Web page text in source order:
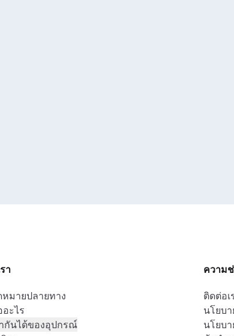
า
หมายปลายทาง
ะไร
กันได้ของอุปกรณ์
ความ
ติดต่อเ
นโยบ
นโยบ